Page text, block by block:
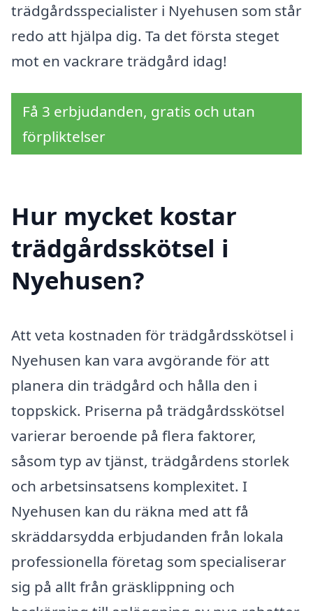
trädgårdsspecialister i Nyehusen som står
redo att hjälpa dig. Ta det första steget
mot en vackrare trädgård idag!
Få 3 erbjudanden, gratis och utan
förpliktelser
Hur mycket kostar
trädgårdsskötsel i
Nyehusen?
Att veta kostnaden för trädgårdsskötsel i
Nyehusen kan vara avgörande för att
planera din trädgård och hålla den i
toppskick. Priserna på trädgårdsskötsel
varierar beroende på flera faktorer,
såsom typ av tjänst, trädgårdens storlek
och arbetsinsatsens komplexitet. I
Nyehusen kan du räkna med att få
skräddarsydda erbjudanden från lokala
professionella företag som specialiserar
sig på allt från gräsklippning och